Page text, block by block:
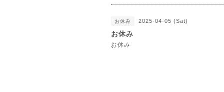
お休み 2025-04-05 (Sat)
お休み
お休み